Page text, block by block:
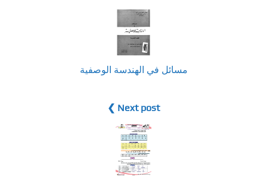
مسائل في الهندسة الوصفية
Next post ❯